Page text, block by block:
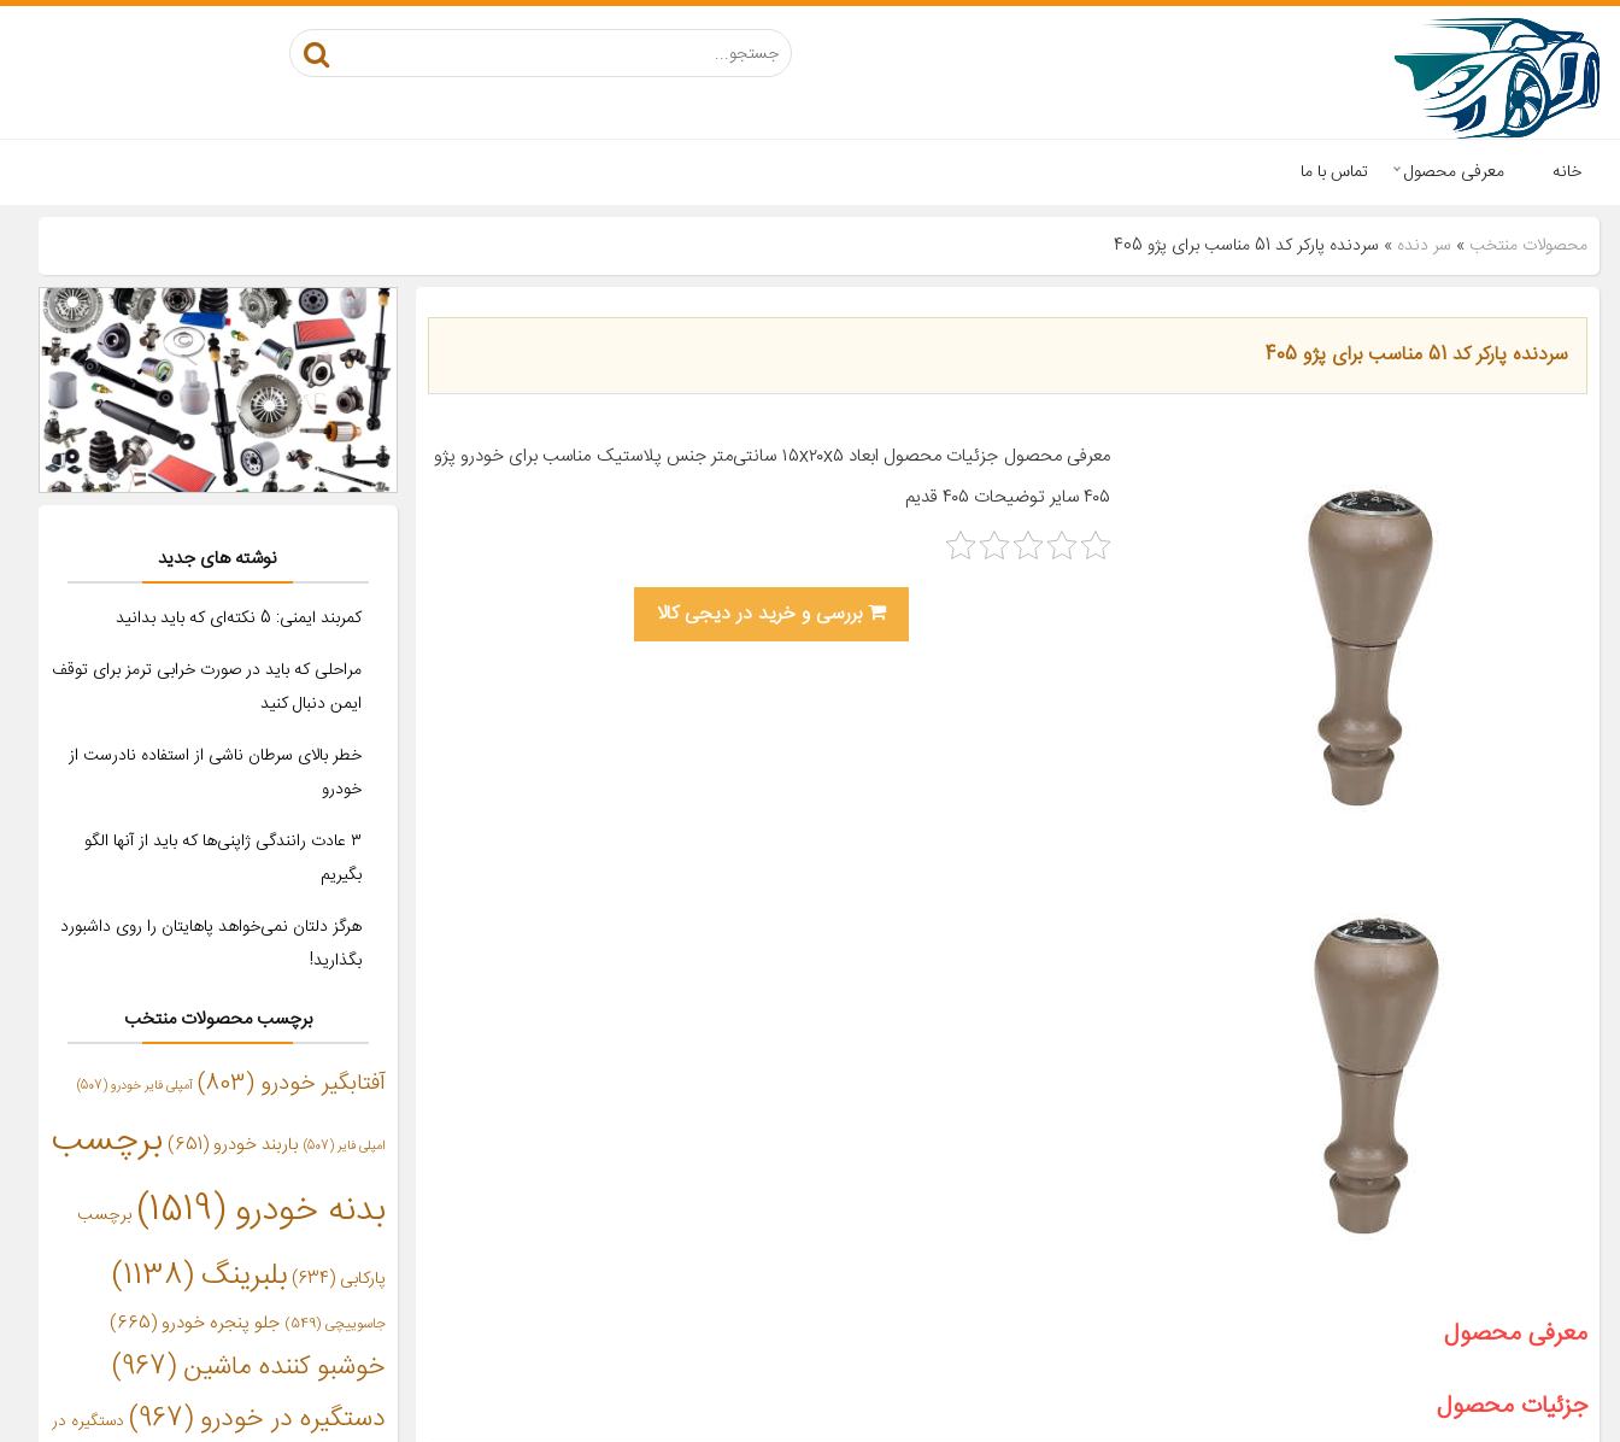
خانه معرفی محصول تماس با ما
محصولات منتخب » سر دنده » سردنده پارکر کد 51 مناسب برای پژو 405
سردنده پارکر کد 51 مناسب برای پژو 405
معرفی محصول جزئیات محصول ابعاد ۱۵x۲۰x۵ سانتی‌متر جنس پلاستیک مناسب برای خودرو پژو
۴۰۵ سایر توضیحات ۴۰۵ قدیم
بررسی و خرید در دیجی کالا
معرفی محصول
جزئیات محصول
نوشته های جدید
کمربند ایمنی: 5 نکته‌ای که باید بدانید
مراحلی که باید در صورت خرابی ترمز برای توقف
ایمن دنبال کنید
خطر بالای سرطان ناشی از استفاده نادرست از
خودرو
۳ عادت رانندگی ژاپنی‌ها که باید از آنها الگو
بگیریم
هرگز دلتان نمی‌خواهد پاهایتان را روی داشبورد
بگذارید!
برچسب محصولات منتخب
آفتابگیر خودرو (803) آمپلی فایر خودرو(507)
امپلی فایر (507) باربند خودرو(651)
برچسب
بدنه خودرو(1519) برچسب
پارکابی (634) بلبرینگ(1138)
جاسوییچی (549) جلو پنجره خودرو (665)
خوشبو کننده ماشین(967)
دستگیره در خودرو(967)
دستگیره در